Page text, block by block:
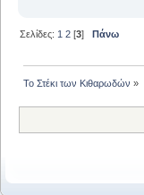
Σελίδες: 1 2 [3] Πάνω
Το Στέκι των Κιθαρωδών »